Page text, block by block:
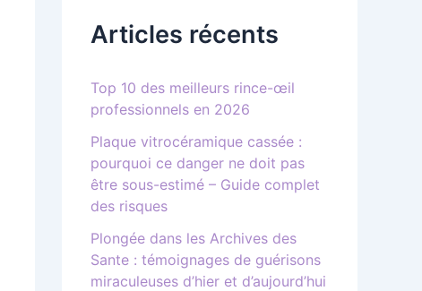
Articles récents
Top 10 des meilleurs rince-œil
professionnels en 2026
Plaque vitrocéramique cassée :
pourquoi ce danger ne doit pas
être sous-estimé – Guide complet
des risques
Plongée dans les Archives des
Sante : témoignages de guérisons
miraculeuses d’hier et d’aujourd’hui